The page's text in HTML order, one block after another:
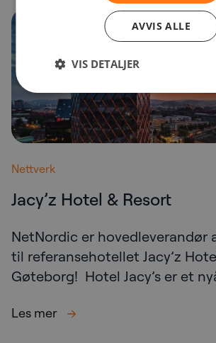
Nettverk
Jacy’z Hotel & Resort
NetNordic er hovedleverandør
til referansehotellet Jacy’z
Gøteborg! Hotel Jacy’s er et
Les mer
AVVIS ALLE
VIS DETALJER